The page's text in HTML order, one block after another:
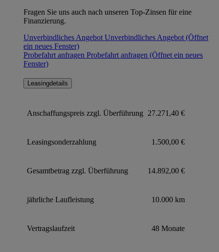
Fragen Sie uns auch nach unseren Top-Zinsen für eine
Finanzierung.
Unverbindliches Angebot Unverbindliches Angebot (Öffnet
ein neues Fenster)
Probefahrt anfragen Probefahrt anfragen (Öffnet ein neues
Fenster)
Leasingdetails
Anschaffungspreis zzgl. Überführung 27.271,40 €
Leasingsonderzahlung 1.500,00 €
Gesamtbetrag zzgl. Überführung 14.892,00 €
jährliche Laufleistung 10.000 km
Vertragslaufzeit 48 Monate